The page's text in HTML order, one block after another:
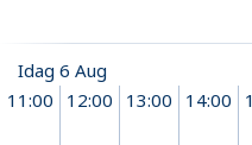
Idag 6 Aug
11:00
12:00 13:00 14:00